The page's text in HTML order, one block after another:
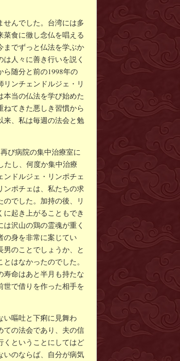
せんでした。台湾には多
菜食に徹し念仏を唱える
までずっと仏法を学ぶか
人々に善き行いを説く
ら随分と前の1998年の
ンチェンドルジェ・リ
当の仏法を学び始めた
てきた悪しき習慣から
来、私は毎週の法会と勉
び病院の集中治療室に
たし、何度か集中治療
ドルジェ・リンポチェ
ンポチェは、私たちの求
でした。加持の後、リ
起き上がることもでき
沢山の鶏の霊魂が重く
の身を非常に案じてい
のことでしょうか、と
はなかったのでした。
寿命はあと半月も持たな
世で借りを作った相手を
い嘔吐と下痢に見舞わ
ての法会であり、夫の信
くということにしてはど
いのならば、自分が病気